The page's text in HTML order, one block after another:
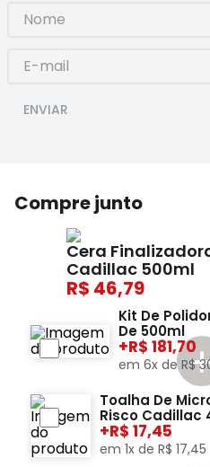
ENVIAR
Compre junto
Cera
Cadillac 500ml
46,79
Kit De
De 500ml
+ 181,70
em 6x deR$
Toalha De
Risco Cadillac
+ 17,45
em1x deR$ 17,45